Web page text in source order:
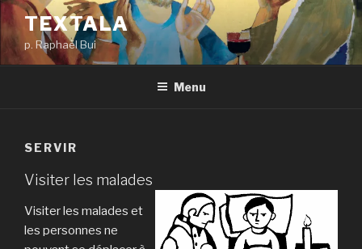
Aller
au
contenu
principal
TEXTALA
p. Raphaël Bui
Menu
SERVIR
Visiter les malades
Visiter les malades et
les personnes ne